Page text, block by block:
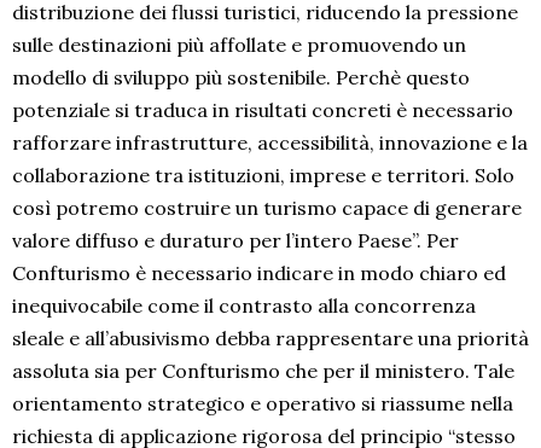
distribuzione dei flussi turistici, riducendo la pressione
sulle destinazioni più affollate e promuovendo un
modello di sviluppo più sostenibile. Perchè questo
potenziale si traduca in risultati concreti è necessario
rafforzare infrastrutture, accessibilità, innovazione e la
collaborazione tra istituzioni, imprese e territori. Solo
così potremo costruire un turismo capace di generare
valore diffuso e duraturo per l’intero Paese”. Per
Confturismo è necessario indicare in modo chiaro ed
inequivocabile come il contrasto alla concorrenza
sleale e all’abusivismo debba rappresentare una priorità
assoluta sia per Confturismo che per il ministero. Tale
orientamento strategico e operativo si riassume nella
richiesta di applicazione rigorosa del principio “stesso